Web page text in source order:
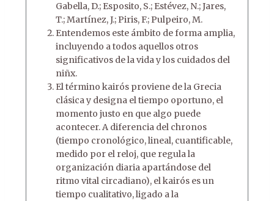
Gabella, D.; Esposito, S.; Estévez, N.; Jares,
T.; Martínez, J.; Piris, F.; Pulpeiro, M.
Entendemos este ámbito de forma amplia,
incluyendo a todos aquellos otros
significativos de la vida y los cuidados del
niñx.
El término kairós proviene de la Grecia
clásica y designa el tiempo oportuno, el
momento justo en que algo puede
acontecer. A diferencia del chronos
(tiempo cronológico, lineal, cuantificable,
medido por el reloj, que regula la
organización diaria apartándose del
ritmo vital circadiano), el kairós es un
tiempo cualitativo, ligado a la